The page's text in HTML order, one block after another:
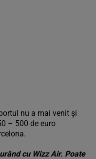
nu a mai venit și
– 500 de euro
cu Wizz Air. Poate